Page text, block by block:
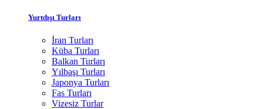
Yurtdışı Turları
İran Turları
Küba Turları
Balkan Turları
Yılbaşı Turları
Japonya Turları
Fas Turları
Vizesiz Turlar